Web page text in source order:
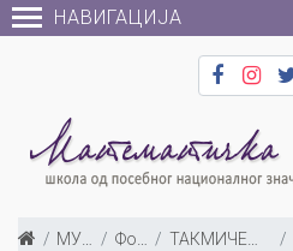
НАВИГАЦИЈА
МУЛТИМЕДИЈА Фото галерија ТАКМИЧЕЊА У ЗЕМЉИ-фотографије